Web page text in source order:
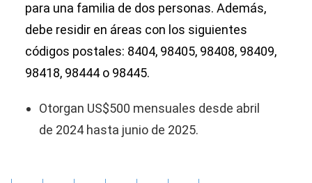
para una familia de dos personas. Además,
debe residir en áreas con los siguientes
códigos postales: 8404, 98405, 98408, 98409,
98418, 98444 o 98445.
Otorgan US$500 mensuales desde abril
de 2024 hasta junio de 2025.